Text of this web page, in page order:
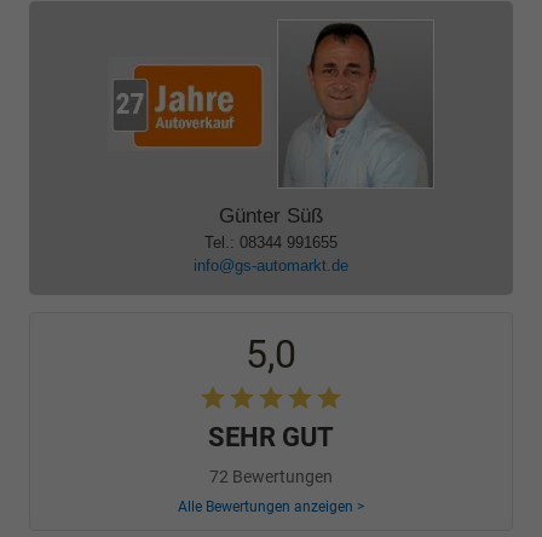
Günter Süß
Tel.: 08344 991655
info@gs-automarkt.de
5,0
SEHR GUT
72 Bewertungen
Alle Bewertungen anzeigen >